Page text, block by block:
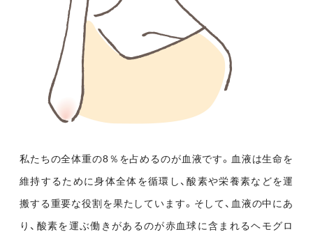
私たちの全体重の8％を占めるのが血液です。血液は生命を
維持するために身体全体を循環し、酸素や栄養素などを運
搬する重要な役割を果たしています。そして、血液の中にあ
り、酸素を運ぶ働きがあるのが赤血球に含まれるヘモグロ